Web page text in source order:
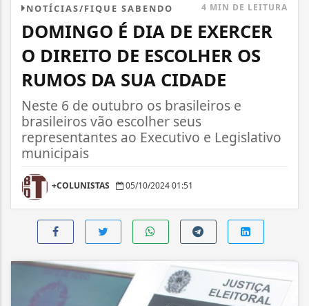
NOTÍCIAS/FIQUE SABENDO 4 MIN DE LEITURA
DOMINGO É DIA DE EXERCER
O DIREITO DE ESCOLHER OS
RUMOS DA SUA CIDADE
Neste 6 de outubro os brasileiros e
brasileiros vão escolher seus
representantes ao Executivo e Legislativo
municipais
+COLUNISTAS 05/10/2024 01:51